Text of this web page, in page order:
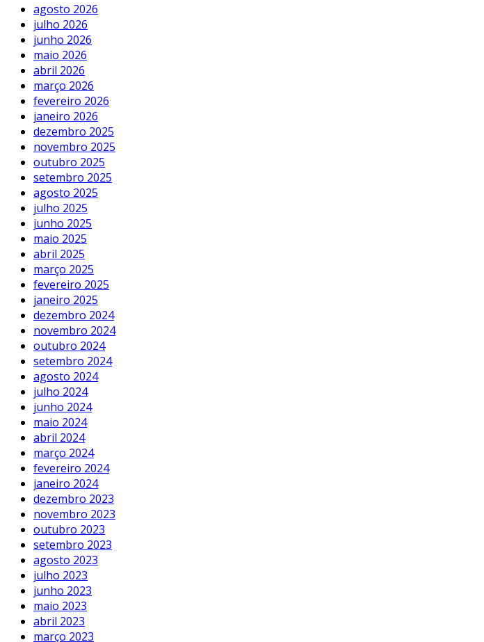
agosto 2026
julho 2026
junho 2026
maio 2026
abril 2026
março 2026
fevereiro 2026
janeiro 2026
dezembro 2025
novembro 2025
outubro 2025
setembro 2025
agosto 2025
julho 2025
junho 2025
maio 2025
abril 2025
março 2025
fevereiro 2025
janeiro 2025
dezembro 2024
novembro 2024
outubro 2024
setembro 2024
agosto 2024
julho 2024
junho 2024
maio 2024
abril 2024
março 2024
fevereiro 2024
janeiro 2024
dezembro 2023
novembro 2023
outubro 2023
setembro 2023
agosto 2023
julho 2023
junho 2023
maio 2023
abril 2023
março 2023